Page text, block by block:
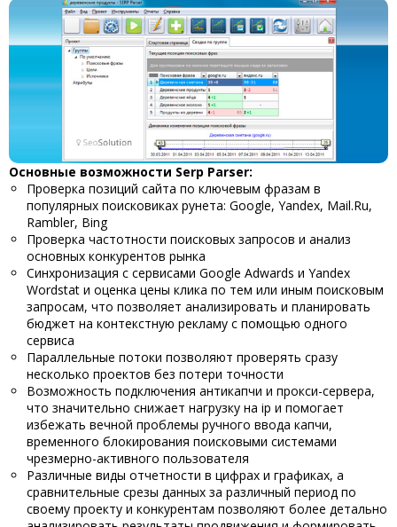
Основные возможности Serp Parser:
Проверка позиций сайта по ключевым фразам в
популярных поисковиках рунета: Google, Yandex, Mail.Ru,
Rambler, Bing
Проверка частотности поисковых запросов и анализ
основных конкурентов рынка
Синхронизация с сервисами Google Adwards и Yandex
Wordstat и оценка цены клика по тем или иным поисковым
запросам, что позволяет анализировать и планировать
бюджет на контекстную рекламу с помощью одного
сервиса
Параллельные потоки позволяют проверять сразу
несколько проектов без потери точности
Возможность подключения антикапчи и прокси-сервера,
что значительно снижает нагрузку на ip и помогает
избежать вечной проблемы ручного ввода капчи,
временного блокирования поисковыми системами
чрезмерно-активного пользователя
Различные виды отчетности в цифрах и графиках, а
сравнительные срезы данных за различный период по
своему проекту и конкурентам позволяют более детально